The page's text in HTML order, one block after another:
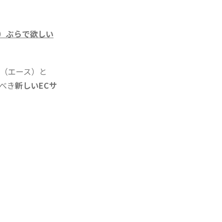
ぶらで欲しい
エース）と
き新しいECサ